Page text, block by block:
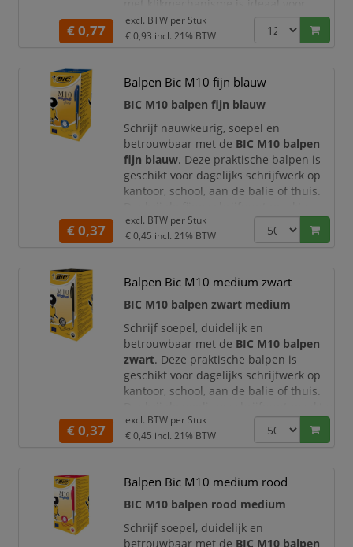
dagelijks schrijfwerk op kantoor, school,
aan de balie of thuis. Dankzij de
formulieren, agenda-aantekeningen en
administratieve documenten met een
verzorgde uitstraling.
De BIC Atlantis Clic is o
€ 0,77
excl. BTW per Stuk
€ 0,93 incl. 21% BTW
Balpen Bic M10 fijn blauw
BIC M10 balpen fijn blauw
Schrijf nauwkeurig, soepel en
betrouwbaar met de BIC M10 balpen
fijn blauw. Deze praktische balpen is
geschikt voor dagelijks schrijfwerk op
kantoor, school, aan de balie of thuis.
strakke, goed leesbare notities,
formulieren, agenda-aantekeningen en
De blauwe inkt geeft uw schrijfwerk
een verzorgde en professionele
uitstraling. De fijne punt is
€ 0,37
excl. BTW per Stuk
€ 0,45 incl. 21% BTW
Balpen Bic M10 medium zwart
BIC M10 balpen zwart medium
Schrijf soepel, duidelijk en
betrouwbaar met de BIC M10 balpen
zwart. Deze praktische balpen is
geschikt voor dagelijks schrijfwerk op
kantoor, school, aan de balie of thuis.
nette en goed leesbare notities,
formulieren, agenda-aantekeningen en
De zwarte inkt geeft uw schrijfwerk een
zakelijke en professionele uitstraling.
De BIC M10 staat be
€ 0,37
excl. BTW per Stuk
€ 0,45 incl. 21% BTW
Balpen Bic M10 medium rood
BIC M10 balpen rood medium
Schrijf soepel, duidelijk en
betrouwbaar met de BIC M10 balpen